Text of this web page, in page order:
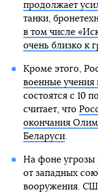
продолжает
танки,
в том числе
очень близко к
Кроме этого,
военные учения
состоятся с 10
считает, что
окончания
Беларуси.
На фоне угрозы
от западных
вооружения.